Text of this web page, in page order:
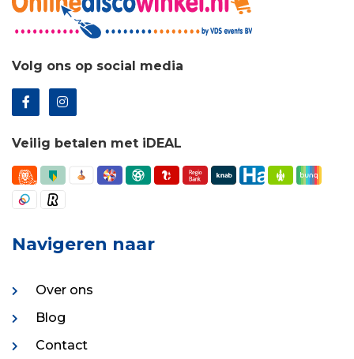
Volg ons op social media
Veilig betalen met iDEAL
Navigeren naar
Over ons
Blog
Contact